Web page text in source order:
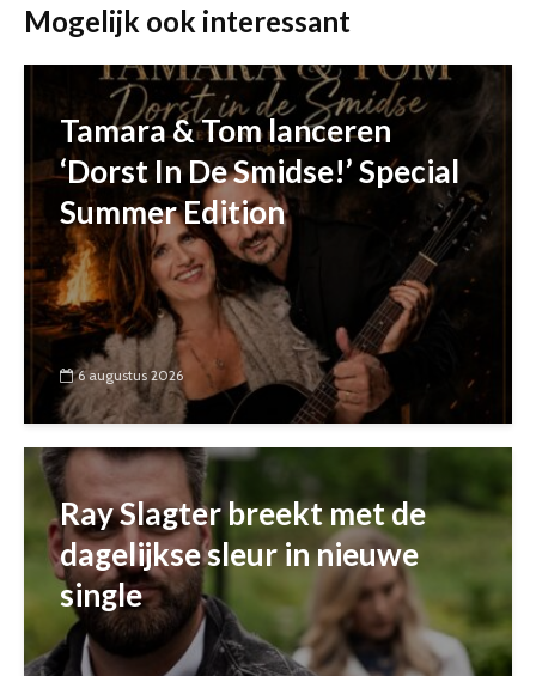
Mogelijk ook interessant
Tamara & Tom lanceren
‘Dorst In De Smidse!’ Special
Summer Edition
6 augustus 2026
Ray Slagter breekt met de
dagelijkse sleur in nieuwe
single